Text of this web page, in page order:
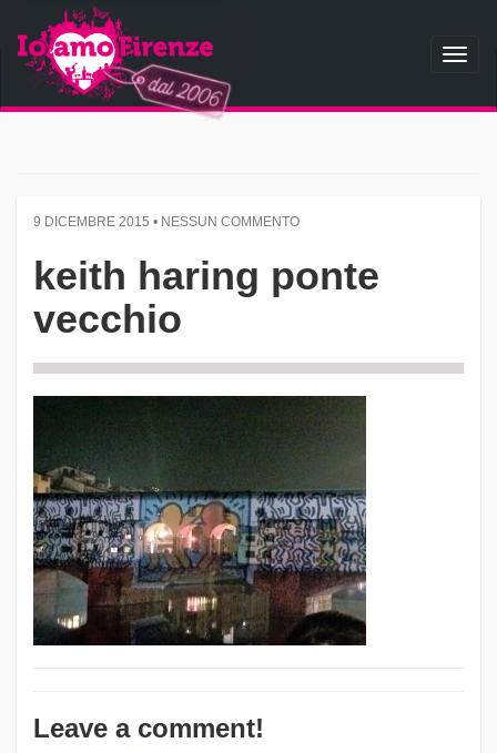
9 DICEMBRE 2015 • NESSUN COMMENTO
keith haring ponte
vecchio
Leave a comment!